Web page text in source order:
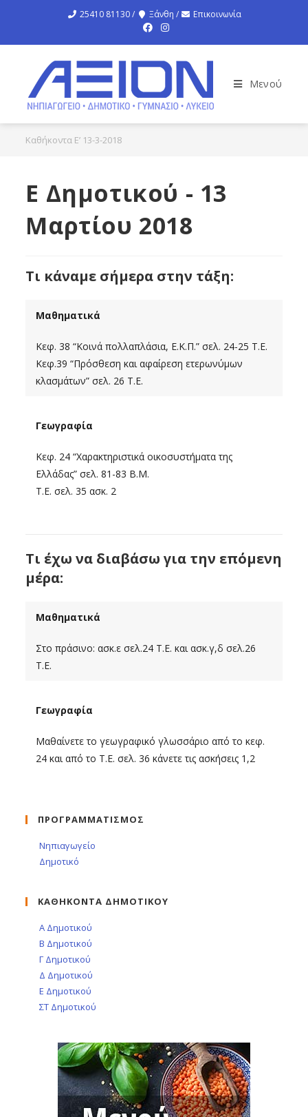
25410 81130 / Ξάνθη / Επικοινωνία
Μενού
Καθήκοντα Ε’ 13-3-2018
Ε Δημοτικού - 13
Μαρτίου 2018
Τι κάναμε σήμερα στην τάξη:
Μαθηματικά
Κεφ. 38 “Κοινά πολλαπλάσια, Ε.Κ.Π.” σελ. 24-25 Τ.Ε.
Κεφ.39 “Πρόσθεση και αφαίρεση ετερωνύμων
κλασμάτων” σελ. 26 Τ.Ε.
Γεωγραφία
Κεφ. 24 “Χαρακτηριστικά οικοσυστήματα της
Ελλάδας” σελ. 81-83 Β.Μ.
Τ.Ε. σελ. 35 ασκ. 2
Τι έχω να διαβάσω για την επόμενη
μέρα:
Μαθηματικά
Στο πράσινο: ασκ.ε σελ.24 Τ.Ε. και ασκ.γ,δ σελ.26
Τ.Ε.
Γεωγραφία
Μαθαίνετε το γεωγραφικό γλωσσάριο από το κεφ.
24 και από το Τ.Ε. σελ. 36 κάνετε τις ασκήσεις 1,2
ΠΡΟΓΡΑΜΜΑΤΙΣΜΟΣ
Νηπιαγωγείο
Δημοτικό
ΚΑΘΗΚΟΝΤΑ ΔΗΜΟΤΙΚΟΥ
Α Δημοτικού
Β Δημοτικού
Γ Δημοτικού
Δ Δημοτικού
Ε Δημοτικού
ΣΤ Δημοτικού